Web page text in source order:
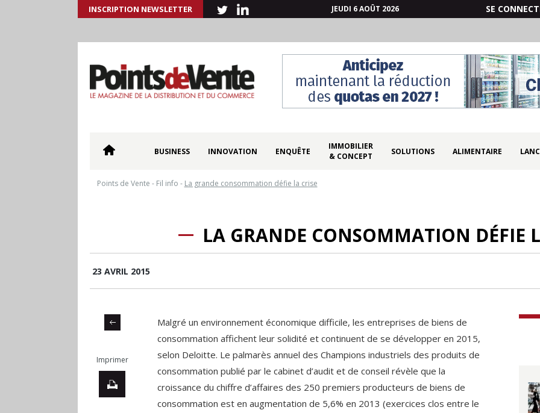
INSCRIPTION NEWSLETTER JEUDI 6 AOÛT 2026 SE
BUSINESS INNOVATION ENQUÊTE
IMMOBILIER
& CONCEPT
SOLUTIONS ALIMENTAIRE
Points de Vente - Fil info - La grande consommation défie la crise
LA GRANDE CONSOMMATION DÉFIE
23 AVRIL 2015
Imprimer
Malgré un environnement économique difficile, les entreprises de biens de
consommation affichent leur solidité et continuent de se développer en 2015,
selon Deloitte. Le palmarès annuel des Champions industriels des produits de
consommation publié par le cabinet d’audit et de conseil révèle que la
croissance du chiffre d’affaires des 250 premiers producteurs de biens de
consommation est en augmentation de 5,6% en 2013 (exercices clos entre le